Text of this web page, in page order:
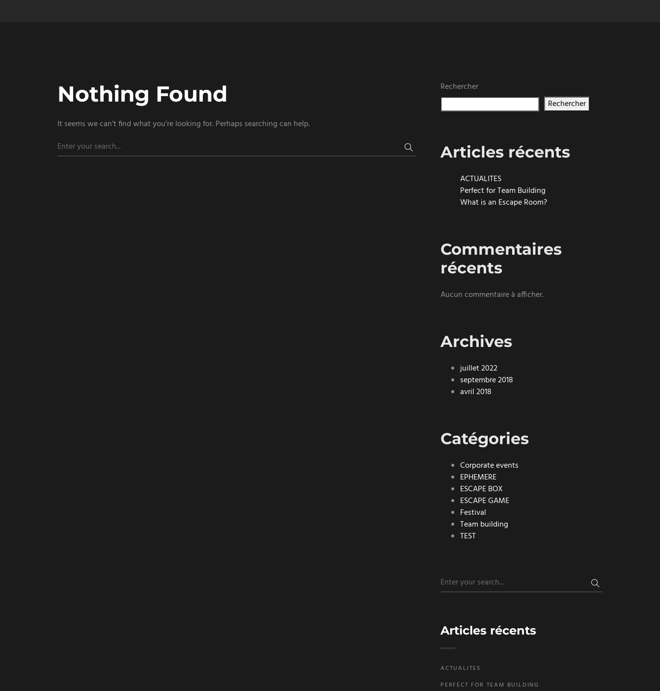
Nothing Found
It seems we can’t find what you’re looking for. Perhaps searching can help.
Rechercher
Rechercher
Articles récents
ACTUALITES
Perfect for Team Building
What is an Escape Room?
Commentaires
récents
Aucun commentaire à afficher.
Archives
juillet 2022
septembre 2018
avril 2018
Catégories
Corporate events
EPHEMERE
ESCAPE BOX
ESCAPE GAME
Festival
Team building
TEST
Articles récents
ACTUALITES
PERFECT FOR TEAM BUILDING